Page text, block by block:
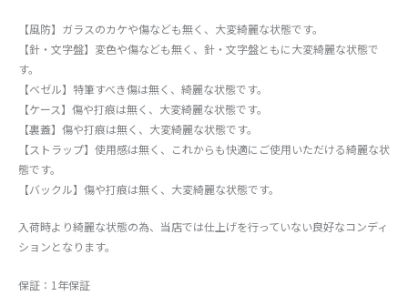
【風防】ガラスのカケや傷なども無く、大変綺麗な状態です。
【針・文字盤】変色や傷なども無く、針・文字盤ともに大変綺麗な状態で
す。
【ベゼル】特筆すべき傷は無く、綺麗な状態です。
【ケース】傷や打痕は無く、大変綺麗な状態です。
【裏蓋】傷や打痕は無く、大変綺麗な状態です。
【ストラップ】使用感は無く、これからも快適にご使用いただける綺麗な状
態です。
【バックル】傷や打痕は無く、大変綺麗な状態です。
入荷時より綺麗な状態の為、当店では仕上げを行っていない良好なコンディ
ションとなります。
保証：1年保証